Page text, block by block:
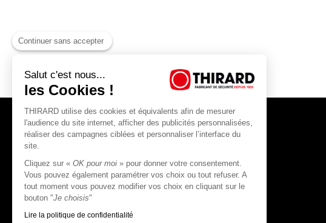
THIRARD S.A.S
45, rue Jean Jaurès
80390 Fressenneville
CS 60004 France
Continuer sans accepter
Salut c'est nous...
les Cookies !
THIRARD utilise des cookies et équivalents afin de mesurer
l'audience du site internet, afficher des publicités personnalisées,
réaliser des campagnes ciblées et personnaliser l’interface du
site.
Cliquez sur « OK pour moi » pour donner votre consentement.
Vous pouvez également paramétrer vos choix ou tout refuser. A
tout moment vous pouvez modifier vos choix en cliquant sur le
bouton "Je choisis"
Lire la politique de confidentialité